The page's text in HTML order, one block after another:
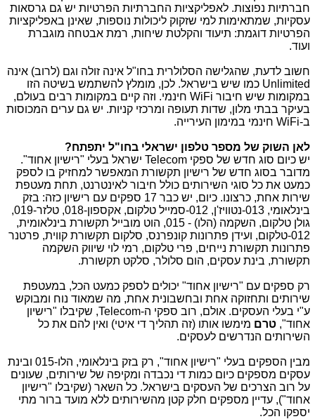
חברתיות נפוצות. לאפליקציות החברתיות הפרטיות יש גם גרסאות
עסקיות, שמתאימות למי שזקוק ליכולות נוספות, שאינן באפליקציות
הפרטיות דוגמת: תיעוד והקלטת שיחות, רמת אבטחה מוגברת
ועוד.
חשוב לדעת, שהגלישה הסלולרית בחו"ל אינה זולה וגם (לרוב) אינה
Unlimited כמו שיש בישראל. לכן, מומלץ להשתמש בשיטה הזו
במקומות שיש חיבור WiFi חינמי. וזה קיים במקומות רבים בעולם,
בעיקר בבתי מלון, שדות תעופה ומרכזי קניות. יש גם ערים המכוסות
ב-WiFi חינמי במימון העירייה.
לאן השוק של מספר טלפון ישראלי בחו"ל יתפתח?
יש כיום סוג חדש של ספקי Telecom ישראל בעלי "רישיון אחוד".
מדובר בסוג חדש של רישיון תקשורת המאפשר למחזיק בו לספק
כמעט את כל סוגי השירותים כולל חיבור לאינטרנט, תחת מעטפת
שירות אחת, כרצונו. כיום, יש כבר 17 ספקים עם רישיון כזה: בזק
בינלאומי, 013-נטוויז'ן, 012-סמייל טלקום, אקספון-018, טלזר-019,
גולן טלקום, השקמה (הלו) - 015, הוט מובייל תקשורת בינלאומית,
012-טלקום, ועידן פתרונות קונפרנס, סלקום תקשורת קווית, פרטנר
פתרונות תקשורת נייחים, פרי טלקום, רמי לוי שיווק השקמה
תקשורת, בינת עסקים, הום סלולר, סלקט תקשורת.
רק ספקים עם "רישיון אחוד" יכולים לספק כמעט הכל, במעטפת
שירותים ותחזוקה אחת ובחשבונית אחת, מה שמאוד נוח ומבוקש
ע"י בעלי העסקים. אולם, רוב ספקי ה-Telecom, שקיבלו "רישיון
אחוד", טרם מימשו אותו (זה תהליך די איטי) ואין להם את כל
השירותים הנדרשים לעסקים.
מבין הספקים בעלי "רישיון אחוד", רק בזק בינלאומי, הלו-015 ובינת
עסקים מספקים כיום כמות די נכבדה ומקיפה של שירותים, שעונים
על רוב הצרכים של העסקים בישראל. כל השאר (שקיבלו "רישיון
אחוד"), עדיין מספקים חלק קטן מהשירותים ללא מועד ברור מתי
יספקו הכל.